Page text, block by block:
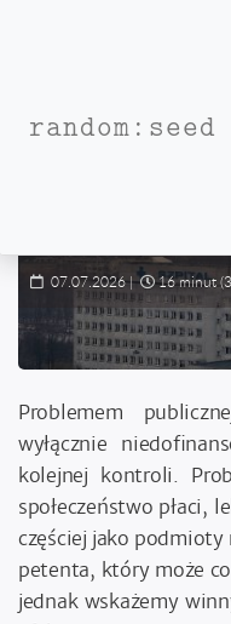
random:seed
07.07.2026| 16 minut
Problemem
wyłącznie
kolejnej kontroli.
społeczeństwo płaci,
częściej jako
petenta, który może
jednak wskażemy